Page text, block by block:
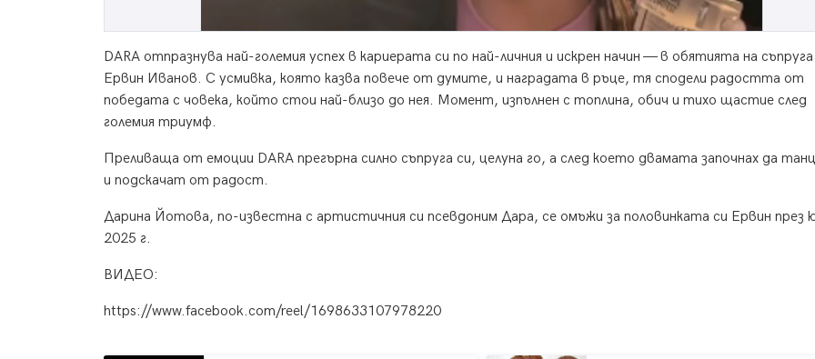
DARA отпразнува най-големия успех в кариерата си по най-личния и искрен начин — в обятията на съпруга
Ервин Иванов. С усмивка, която казва повече от думите, и наградата в ръце, тя сподели радостта от
победата с човека, който стои най-близо до нея. Момент, изпълнен с топлина, обич и тихо щастие след
големия триумф.
Преливаща от емоции DARA прегърна силно съпруга си, целуна го, а след което двамата започнах да
и подскачат от радост.
Дарина Йотова, по-известна с артистичния си псевдоним Дара, се омъжи за половинката си Ервин през
2025 г.
ВИДЕО:
https://www.facebook.com/reel/1698633107978220